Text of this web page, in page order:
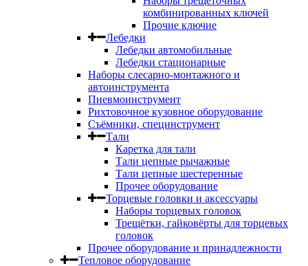
комбинированных ключей
Прочие ключие
Лебедки
Лебедки автомобильные
Лебедки стационарные
Наборы слесарно-монтажного и
автоинструмента
Пневмоинструмент
Рихтовочное кузовное оборудование
Съёмники, специнструмент
Тали
Каретка для тали
Тали цепные рычажные
Тали цепные шестеренные
Прочее оборудование
Торцевые головки и аксессуары
Наборы торцевых головок
Трещётки, гайковёрты для торцевых
головок
Прочее оборудование и принадлежности
Тепловое оборудование